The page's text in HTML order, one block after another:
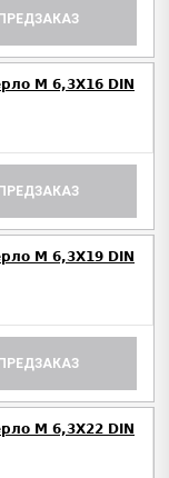
ПРЕДЗАКАЗ
М 6,3Х16 DIN
ПРЕДЗАКАЗ
М 6,3Х19 DIN
ПРЕДЗАКАЗ
М 6,3Х22 DIN